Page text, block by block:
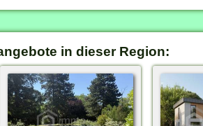
in dieser Region: